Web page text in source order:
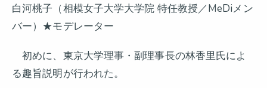
白河桃子（相模女子大学大学院 特任教授／MeDiメン
バー）★モデレーター
初めに、東京大学理事・副理事長の林香里氏によ
る趣旨説明が行われた。